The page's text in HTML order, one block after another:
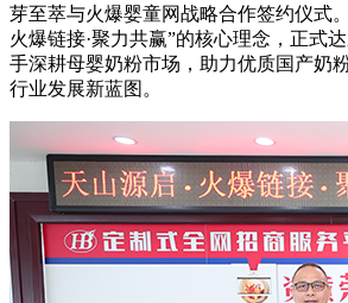
芽至萃与火爆婴童网战略合作签约仪式
火爆链接·聚力共赢”的核心理念，正式
手深耕母婴奶粉市场，助力优质国产奶
行业发展新蓝图。